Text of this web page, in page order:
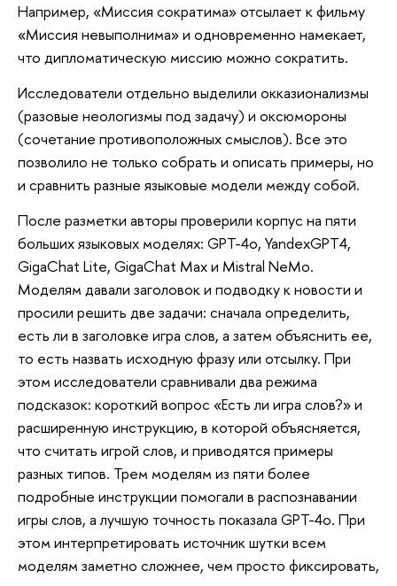
Например, «Миссия сократима» отсылает к фильму
«Миссия невыполнима» и одновременно намекает,
что дипломатическую миссию можно сократить.
Исследователи отдельно выделили окказионализмы
(разовые неологизмы под задачу) и оксюмороны
(сочетание противоположных смыслов). Все это
позволило не только собрать и описать примеры, но
и сравнить разные языковые модели между собой.
После разметки авторы проверили корпус на пяти
больших языковых моделях: GPT-4o, YandexGPT4,
GigaChat Lite, GigaChat Max и Mistral NeMo.
Моделям давали заголовок и подводку к новости и
просили решить две задачи: сначала определить,
есть ли в заголовке игра слов, а затем объяснить ее,
то есть назвать исходную фразу или отсылку. При
этом исследователи сравнивали два режима
подсказок: короткий вопрос «Есть ли игра слов?» и
расширенную инструкцию, в которой объясняется,
что считать игрой слов, и приводятся примеры
разных типов. Трем моделям из пяти более
подробные инструкции помогали в распознавании
игры слов, а лучшую точность показала GPT-4o. При
этом интерпретировать источник шутки всем
моделям заметно сложнее, чем просто фиксировать,